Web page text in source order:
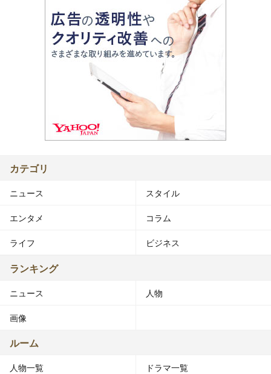
カテゴリ
ニュース スタイル
エンタメ コラム
ライフ ビジネス
ランキング
ニュース 人物
画像
ルーム
人物一覧 ドラマ一覧